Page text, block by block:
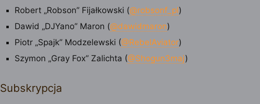
Robert „Robson” Fijałkowski (@robsonf_pl)
Dawid „DJYano” Maron (@dawidmaron)
Piotr „Spajk” Modzelewski (@RebelAviator)
Szymon „Gray Fox” Zalichta (@Shogun3maj)
Subskrypcja